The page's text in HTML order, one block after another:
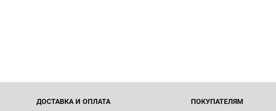
ДОСТАВКА И ОПЛАТА ПОКУПАТЕЛЯМ